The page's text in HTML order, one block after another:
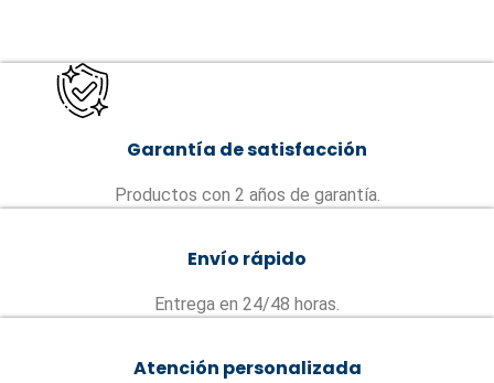
Garantía de satisfacción
Productos con 2 años de garantía.
Envío rápido
Entrega en 24/48 horas.
Atención personalizada